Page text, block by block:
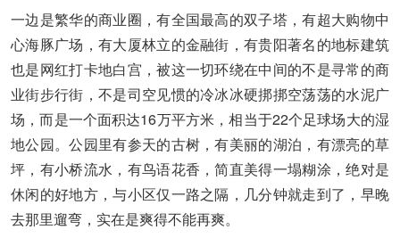
一边是繁华的商业圈，有全国最高的双子塔，有超大购物中
心海豚广场，有大厦林立的金融街，有贵阳著名的地标建筑
也是网红打卡地白宫，被这一切环绕在中间的不是寻常的商
业街步行街，不是司空见惯的冷冰冰硬挷挷空荡荡的水泥广
场，而是一个面积达16万平方米，相当于22个足球场大的湿
地公园。公园里有参天的古树，有美丽的湖泊，有漂亮的草
坪，有小桥流水，有鸟语花香，简直美得一塌糊涂，绝对是
休闲的好地方，与小区仅一路之隔，几分钟就走到了，早晚
去那里遛弯，实在是爽得不能再爽。